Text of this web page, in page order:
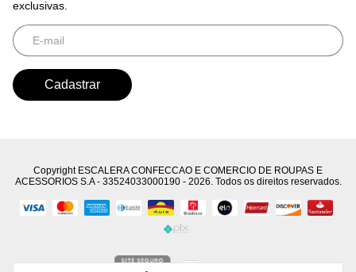
exclusivas.
Copyright ESCALERA CONFECCAO E COMERCIO DE ROUPAS E
ACESSORIOS S.A - 33524033000190 - 2026. Todos os direitos reservados.